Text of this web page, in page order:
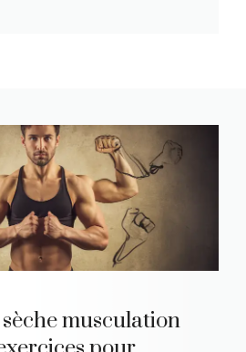
musculation